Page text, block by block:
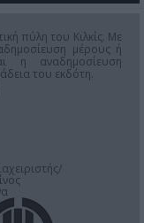
πύλη του Κιλκίς. Με
μέρους ή
η αναδημοσίευση
του εκδότη.